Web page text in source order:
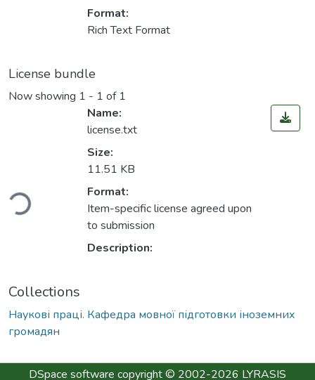
Format:
Rich Text Format
License bundle
Now showing 1 - 1 of 1
Name:
license.txt
Size:
11.51 KB
Format:
Item-specific license agreed upon
to submission
Description:
Collections
Наукові праці. Кафедра мовної підготовки іноземних
громадян
DSpace software copyright © 2002-2026 LYRASIS